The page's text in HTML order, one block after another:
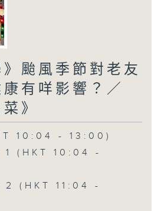
》颱風季節對老友
有咩影響？／
》
10:04 - 13:00)
1 (HKT 10:04 -
2 (HKT 11:04 -